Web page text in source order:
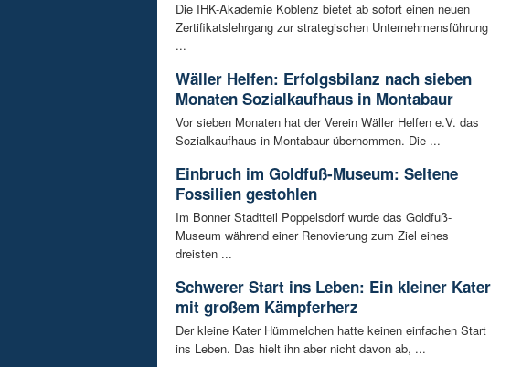
Die IHK-Akademie Koblenz bietet ab sofort einen neuen
Zertifikatslehrgang zur strategischen Unternehmensführung
...
Wäller Helfen: Erfolgsbilanz nach sieben
Monaten Sozialkaufhaus in Montabaur
Vor sieben Monaten hat der Verein Wäller Helfen e.V. das
Sozialkaufhaus in Montabaur übernommen. Die ...
Einbruch im Goldfuß-Museum: Seltene
Fossilien gestohlen
Im Bonner Stadtteil Poppelsdorf wurde das Goldfuß-
Museum während einer Renovierung zum Ziel eines
dreisten ...
Schwerer Start ins Leben: Ein kleiner Kater
mit großem Kämpferherz
Der kleine Kater Hümmelchen hatte keinen einfachen Start
ins Leben. Das hielt ihn aber nicht davon ab, ...